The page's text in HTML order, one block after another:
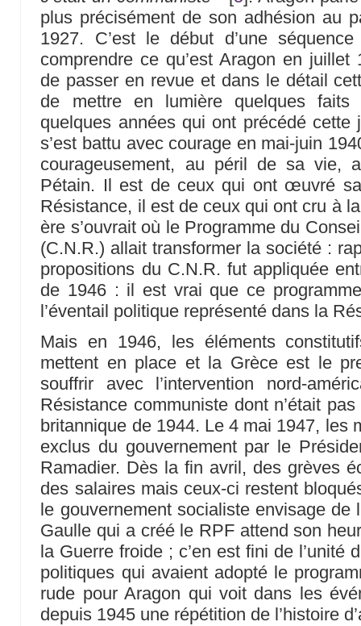
plus précisément de son adhésion au
1927. C’est le début d’une
comprendre ce qu’est Aragon en juillet
de passer en revue et dans le détail
de mettre en lumière quelques faits
quelques années qui ont précédé cette
s’est battu avec courage en mai-juin
courageusement, au péril de sa vie,
Pétain. Il est de ceux qui ont œuvré
Résistance, il est de ceux qui ont cru à
ère s’ouvrait où le Programme du
(C.N.R.) allait transformer la société :
propositions du C.N.R. fut appliquée
de 1946 : il est vrai que ce
l’éventail politique représenté dans la
Mais en 1946, les éléments
mettent en place et la Grèce est le
souffrir avec l’intervention nord-
Résistance communiste dont n’était
britannique de 1944. Le 4 mai 1947, les
exclus du gouvernement par le
Ramadier. Dès la fin avril, des grèves
des salaires mais ceux-ci restent
le gouvernement socialiste envisage de
Gaulle qui a créé le RPF attend son
la Guerre froide ; c’en est fini de l’unité
politiques qui avaient adopté le
rude pour Aragon qui voit dans les
depuis 1945 une répétition de l’histoire